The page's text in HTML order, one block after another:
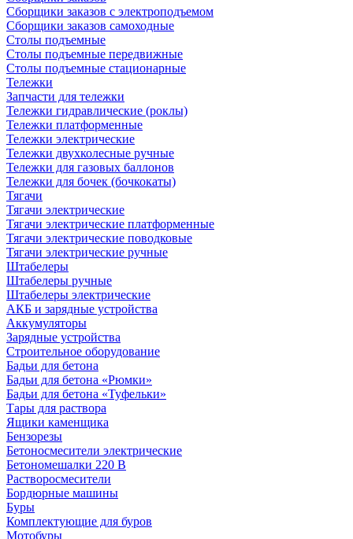
Сборщики заказов с электроподъемом
Сборщики заказов самоходные
Столы подъемные
Столы подъемные передвижные
Столы подъемные стационарные
Тележки
Запчасти для тележки
Тележки гидравлические (роклы)
Тележки платформенные
Тележки электрические
Тележки двухколесные ручные
Тележки для газовых баллонов
Тележки для бочек (бочкокаты)
Тягачи
Тягачи электрические
Тягачи электрические платформенные
Тягачи электрические поводковые
Тягачи электрические ручные
Штабелеры
Штабелеры ручные
Штабелеры электрические
АКБ и зарядные устройства
Аккумуляторы
Зарядные устройства
Строительное оборудование
Бадьи для бетона
Бадьи для бетона «Рюмки»
Бадьи для бетона «Туфельки»
Тары для раствора
Ящики каменщика
Бензорезы
Бетоносмесители электрические
Бетономешалки 220 В
Растворосмесители
Бордюрные машины
Буры
Комплектующие для буров
Мотобуры